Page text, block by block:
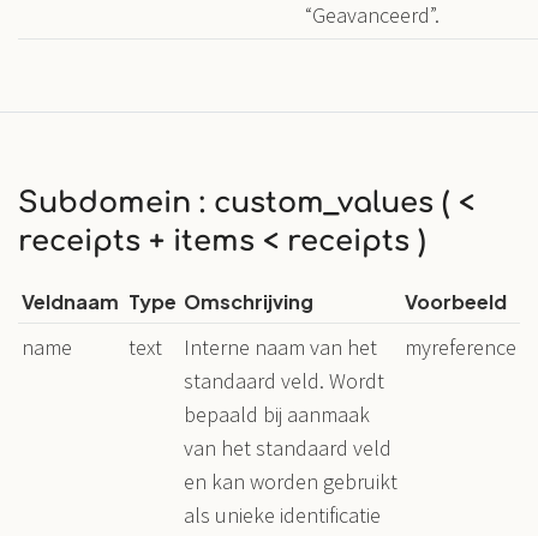
“Geavanceerd”.
Subdomein : custom_values ( <
receipts + items < receipts )
Veldnaam Type Omschrijving Voorbeeld
name text
Interne naam van het
standaard veld. Wordt
bepaald bij aanmaak
van het standaard veld
en kan worden gebruikt
als unieke identificatie
myreference